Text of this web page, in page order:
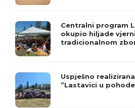
Centralni program
okupio hiljade
tradicionalnom
Uspješno
”Lastavici u